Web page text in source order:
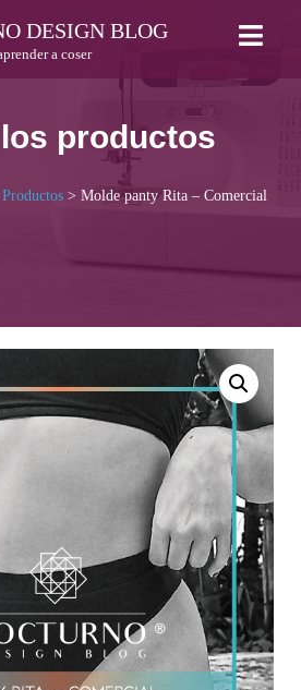
DESIGN BLOG
a coser
productos
Productos > Molde panty Rita – Comercial